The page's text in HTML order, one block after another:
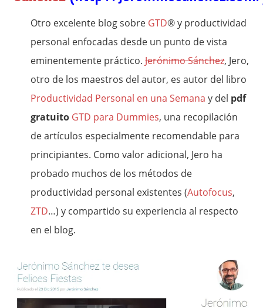
Otro excelente blog sobre GTD® y productividad
personal enfocadas desde un punto de vista
eminentemente práctico.Jerónimo Sánchez, Jero,
otro de los maestros del autor, es autor del libro
Productividad Personal en una Semana y del pdf
gratuito GTD para Dummies, una recopilación
de artículos especialmente recomendable para
principiantes. Como valor adicional, Jero ha
probado muchos de los métodos de
productividad personal existentes (Autofocus,
ZTD…) y compartido su experiencia al respecto
en el blog.